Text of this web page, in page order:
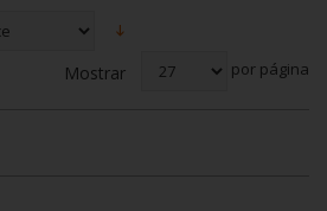
Mostrar
por página